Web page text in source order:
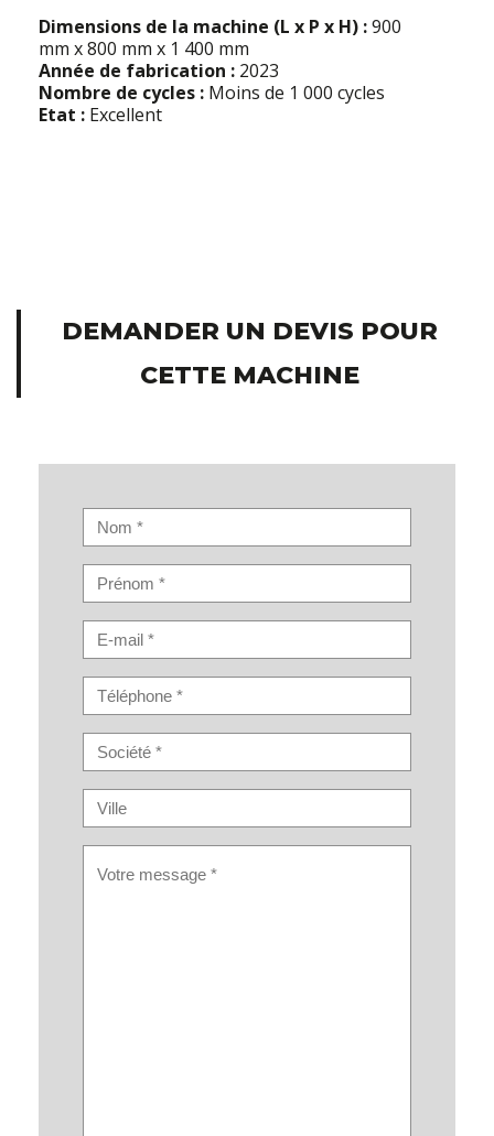
Dimensions de la machine (L x P x H) :900
mm x 800 mm x 1 400 mm
Année de fabrication : 2023
Nombre de cycles : Moins de 1 000 cycles
Etat : Excellent
DEMANDER UN DEVIS POUR
CETTE MACHINE